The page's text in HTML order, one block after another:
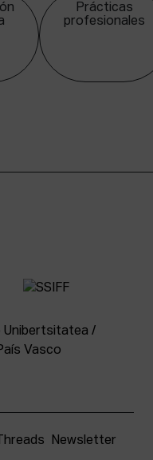
Prácticas
profesionales
Threads Newsletter